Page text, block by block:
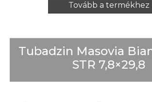
Tovább a termékhez
Tubadzin Masovia
STR 7,8×29,8